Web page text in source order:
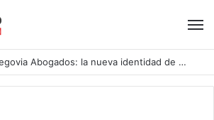
Albertz Parra Segovia Abogados: la nueva identidad de Segovia Consulting